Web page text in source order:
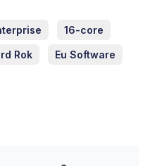
16-core
Rok Eu Software